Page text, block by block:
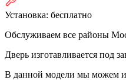
Установка: бесплатно
Обслуживаем все районы
Дверь изготавливается под
В данной модели мы можем